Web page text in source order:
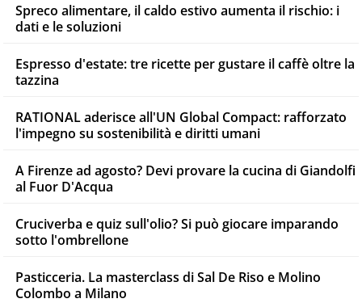
Spreco alimentare, il caldo estivo aumenta il rischio: i
dati e le soluzioni
Espresso d'estate: tre ricette per gustare il caffè oltre la
tazzina
RATIONAL aderisce all'UN Global Compact: rafforzato
l'impegno su sostenibilità e diritti umani
A Firenze ad agosto? Devi provare la cucina di Giandolfi
al Fuor D'Acqua
Cruciverba e quiz sull'olio? Si può giocare imparando
sotto l'ombrellone
Pasticceria. La masterclass di Sal De Riso e Molino
Colombo a Milano